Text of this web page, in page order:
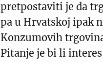
pretpostaviti je da
pa u Hrvatskoj ipak
Konzumovih
Pitanje je bi li